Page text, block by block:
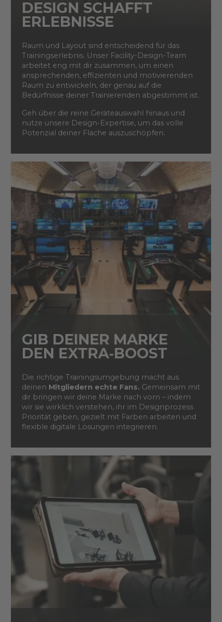
DESIGN SCHAFFT
ERLEBNISSE
Raum und Layout sind entscheidend für das
Trainingserlebnis. Unser Facility-Design-Team
arbeitet eng mit dir zusammen, um einen
ansprechenden, effizienten und motivierenden
Raum zu entwickeln, der genau auf die
Bedürfnisse deiner Trainierenden abgestimmt ist.
Geh über die reine Geräteauswahl hinaus und
nutze unsere Design-Expertise, um das volle
Potenzial deiner Fläche auszuschöpfen.
GIB DEINER MARKE
DEN EXTRA‑BOOST
Die richtige Trainingsumgebung macht aus
deinen Mitgliedern echte Fans. Gemeinsam mit
dir bringen wir deine Marke nach vorn – indem
wir sie wirklich verstehen, ihr im Designprozess
Priorität geben, gezielt mit Farben arbeiten und
flexible digitale Lösungen integrieren.